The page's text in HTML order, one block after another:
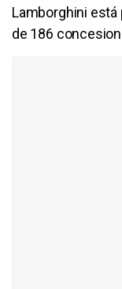
Lamborghini
de 186